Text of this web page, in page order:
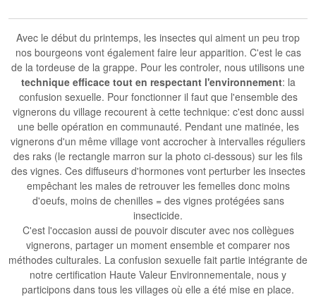
Avec le début du printemps, les insectes qui aiment un peu trop
nos bourgeons vont également faire leur apparition. C'est le cas
de la tordeuse de la grappe. Pour les controler, nous utilisons une
technique efficace tout en respectant l'environnement: la
confusion sexuelle. Pour fonctionner il faut que l'ensemble des
vignerons du village recourent à cette technique: c'est donc aussi
une belle opération en communauté. Pendant une matinée, les
vignerons d'un même village vont accrocher à intervalles réguliers
des raks (le rectangle marron sur la photo ci-dessous) sur les fils
des vignes. Ces diffuseurs d'hormones vont perturber les insectes
empêchant les males de retrouver les femelles donc moins
d'oeufs, moins de chenilles = des vignes protégées sans
insecticide.
C'est l'occasion aussi de pouvoir discuter avec nos collègues
vignerons, partager un moment ensemble et comparer nos
méthodes culturales. La confusion sexuelle fait partie intégrante de
notre certification Haute Valeur Environnementale, nous y
participons dans tous les villages où elle a été mise en place.